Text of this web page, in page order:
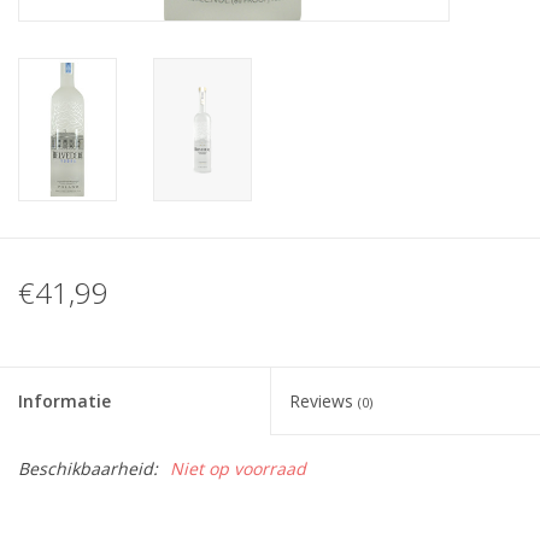
€41,99
Informatie Reviews (0)
Beschikbaarheid: Niet op voorraad